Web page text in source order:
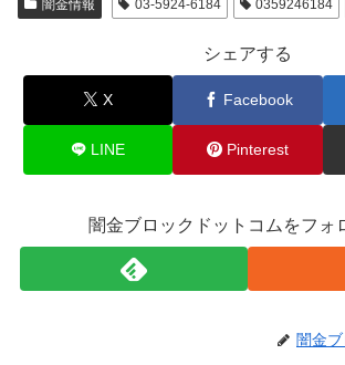
闇金情報 03-5924-6184 0359246184
シェアする
X Facebook
LINE Pinterest
闇金ブロックドットコムをフォ
闇金